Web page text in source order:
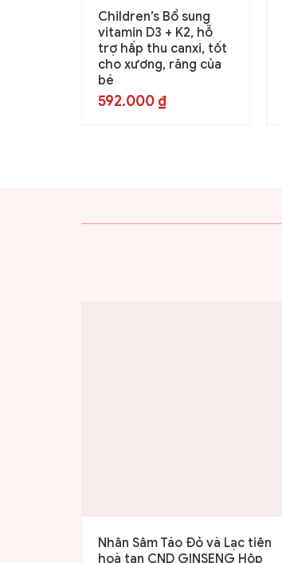
Children’s Bổ sung
vitamin D3 + K2, hỗ
trợ hấp thu canxi, tốt
cho xương, răng của
bé
592.000 ₫
Nhân Sâm Táo Đỏ và Lạc tiên
hoà tan CND GINSENG Hộp